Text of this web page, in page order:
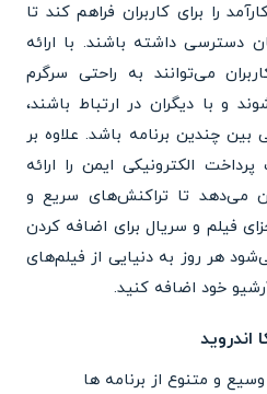
را برای کاربران فراهم کند تا
داشته باشند. با ارائه
می‌توانند به راحتی سرگرم
و با دیگران در ارتباط باشند،
بین چندین برنامه باشد. علاوه بر
الکترونیکی ایمن را ارائه
می‌دهد تا تراکنش‌های سریع و
فیلم و سریال برای اضافه کردن
هر روز به دنیایی از فیلم‌های
خود اضافه کنید.
اندروید
و متنوع از برنامه ها